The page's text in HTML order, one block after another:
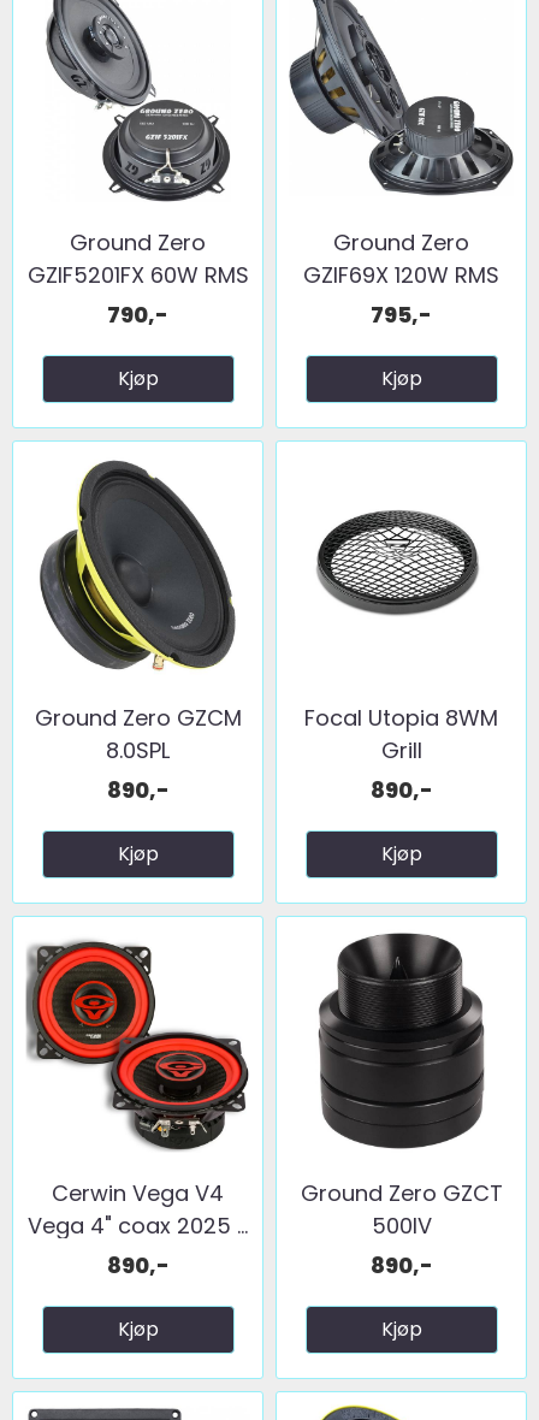
Ground Zero
GZIF5201FX 60W RMS
790,-
Kjøp
Ground Zero
GZIF69X 120W RMS
795,-
Kjøp
Ground Zero GZCM
8.0SPL
890,-
Kjøp
Focal Utopia 8WM
Grill
890,-
Kjøp
Cerwin Vega V4
Vega 4" coax 2025 ...
890,-
Kjøp
Ground Zero GZCT
500IV
890,-
Kjøp